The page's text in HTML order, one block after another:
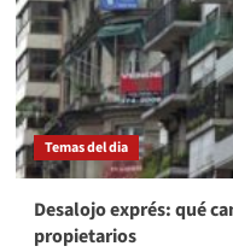
Temas del dia
Desalojo exprés: qué
propietarios